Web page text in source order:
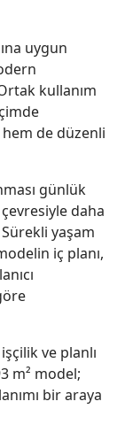
uygun
kullanım
de düzenli
günlük
daha
yaşam
iç planı,
ve planlı
m² model;
bir araya